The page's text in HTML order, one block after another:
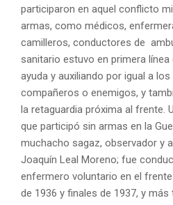
participaron en aquel conflicto
armas, como médicos,
camilleros, conductores de
sanitario estuvo en primera
ayuda y auxiliando por igual a
compañeros o enemigos, y
la retaguardia próxima al frente.
que participó sin armas en la
muchacho sagaz, observador y
Joaquín Leal Moreno; fue
enfermero voluntario en el
de 1936 y finales de 1937, y